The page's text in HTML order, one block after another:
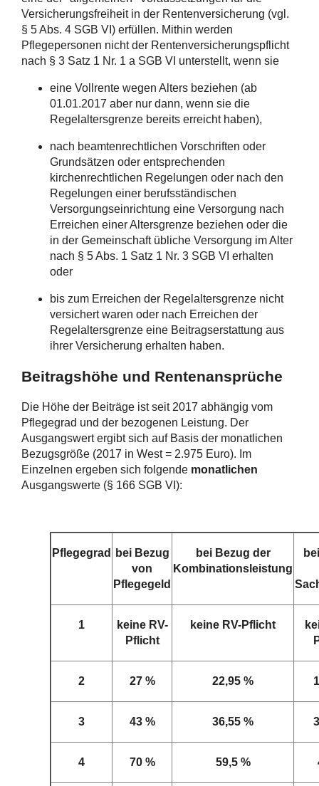
Versicherungsfreiheit in der Rentenversicherung (vgl.
§ 5 Abs. 4 SGB VI) erfüllen. Mithin werden
Pflegepersonen nicht der Rentenversicherungspflicht
nach § 3 Satz 1 Nr. 1 a SGB VI unterstellt, wenn sie
eine Vollrente wegen Alters beziehen (ab
01.01.2017 aber nur dann, wenn sie die
Regelaltersgrenze bereits erreicht haben),
nach beamtenrechtlichen Vorschriften oder
Grundsätzen oder entsprechenden
kirchenrechtlichen Regelungen oder nach den
Regelungen einer berufsständischen
Versorgungseinrichtung eine Versorgung nach
Erreichen einer Altersgrenze beziehen oder die
in der Gemeinschaft übliche Versorgung im Alter
nach § 5 Abs. 1 Satz 1 Nr. 3 SGB VI erhalten
oder
bis zum Erreichen der Regelaltersgrenze nicht
versichert waren oder nach Erreichen der
Regelaltersgrenze eine Beitragserstattung aus
ihrer Versicherung erhalten haben.
Beitragshöhe und Rentenansprüche
Die Höhe der Beiträge ist seit 2017 abhängig vom
Pflegegrad und der bezogenen Leistung. Der
Ausgangswert ergibt sich auf Basis der monatlichen
Bezugsgröße (2017 in West = 2.975 Euro). Im
Einzelnen ergeben sich folgende monatlichen
Ausgangswerte (§ 166 SGB VI):
Pflegegrad
bei Bezug
von
Pflegegeld
bei Bezug der
Kombinationsleistung
1
keine RV-
Pflicht
keine RV-Pflicht
2 27 % 22,95 %
3 43 % 36,55 %
4 70 % 59,5 %